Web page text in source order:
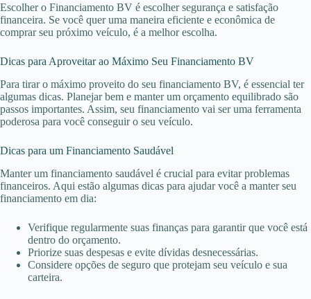
Escolher o Financiamento BV é escolher segurança e satisfação
financeira. Se você quer uma maneira eficiente e econômica de
comprar seu próximo veículo, é a melhor escolha.
Dicas para Aproveitar ao Máximo Seu Financiamento BV
Para tirar o máximo proveito do seu financiamento BV, é essencial ter
algumas dicas. Planejar bem e manter um orçamento equilibrado são
passos importantes. Assim, seu financiamento vai ser uma ferramenta
poderosa para você conseguir o seu veículo.
Dicas para um Financiamento Saudável
Manter um financiamento saudável é crucial para evitar problemas
financeiros. Aqui estão algumas dicas para ajudar você a manter seu
financiamento em dia:
Verifique regularmente suas finanças para garantir que você está
dentro do orçamento.
Priorize suas despesas e evite dívidas desnecessárias.
Considere opções de seguro que protejam seu veículo e sua
carteira.